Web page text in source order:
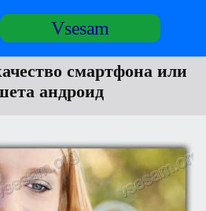
Vsesam
смартфона или
андроид